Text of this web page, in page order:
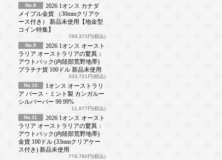
No.8
2026 1オンス カナダ
メイプル金貨 （30mmクリアケ
ース付き） 新品未使用【地金型
コイン特集】
789,373円(税込)
No.9
2026 1オンス オースト
ラリア オーストラリアの驚異：
アウトバック(内陸部荒野地帯)
プラチナ貨 100ドル 新品未使用
333,721円(税込)
No.10
1オンス オーストラリ
ア パース・ミント製 カンガルー
シルバーバー 99.99%
11,977円(税込)
No.11
2026 1オンス オースト
ラリア オーストラリアの驚異：
アウトバック(内陸部荒野地帯)
金貨 100ドル (33mmクリアケー
ス付き) 新品未使用
779,780円(税込)